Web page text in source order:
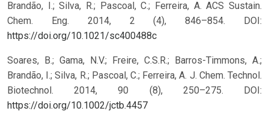
Brandão, I.; Silva, R.; Pascoal, C.; Ferreira, A. ACS Sustain.
Chem. Eng. 2014, 2 (4), 846–854. DOI:
https://doi.org/10.1021/sc400488c
Soares, B.; Gama, N.V.; Freire, C.S.R.; Barros-Timmons, A.;
Brandão, I.; Silva, R.; Pascoal, C.; Ferreira, A. J. Chem. Technol.
Biotechnol. 2014, 90 (8), 250–275. DOI:
https://doi.org/10.1002/jctb.4457